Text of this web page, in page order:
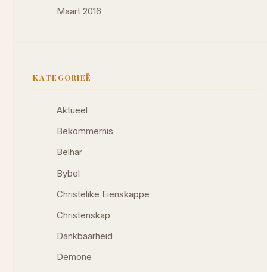
Maart 2016
KATEGORIEË
Aktueel
Bekommernis
Belhar
Bybel
Christelike Eienskappe
Christenskap
Dankbaarheid
Demone